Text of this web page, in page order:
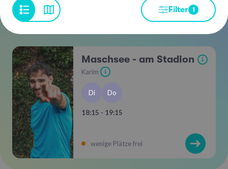
Filter 1
Maschsee - am Stadion i
Karim i
Di Do
18:15 - 19:15
wenige Plätze frei